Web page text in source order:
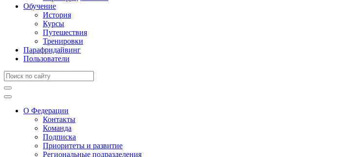
Обучение
История
Курсы
Путешествия
Тренировки
Парафридайвинг
Пользователи
О Федерации
Контакты
Команда
Подписка
Приоритеты и развитие
Региональные подразделения